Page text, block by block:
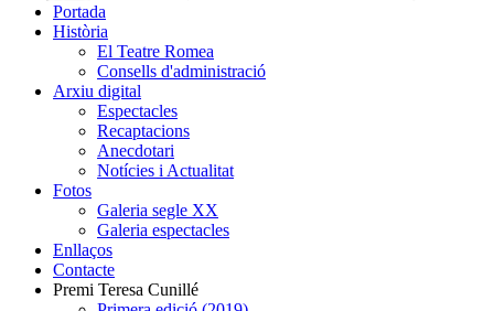
Portada
Història
El Teatre Romea
Consells d'administració
Arxiu digital
Espectacles
Recaptacions
Anecdotari
Notícies i Actualitat
Fotos
Galeria segle XX
Galeria espectacles
Enllaços
Contacte
Premi Teresa Cunillé